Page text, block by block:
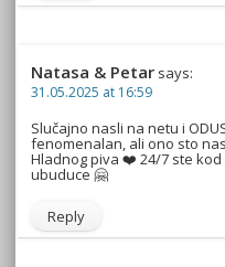
Natasa & Petar says:
31.05.2025 at 16:59
Slučajno nasli na netu i
fenomenalan, ali ono sto
Hladnog piva ❤️ 24/7 ste
ubuduce 🤗
Reply